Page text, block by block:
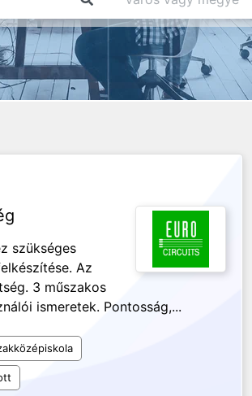
szükséges
Az
3 műszakos
ismeretek. Pontosság,...